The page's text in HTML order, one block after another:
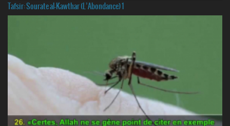
Tafsir: Sourate al-Kawthar (L’Abondance) 1